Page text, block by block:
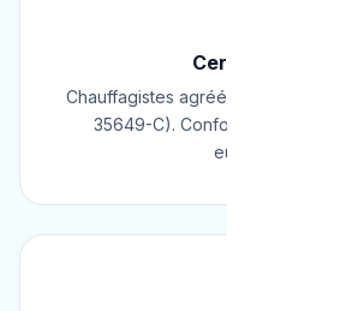
Certifié & Agréé
Chauffagistes agréés Cerga/Cedicol
35649-C). Conformes aux
européennes.